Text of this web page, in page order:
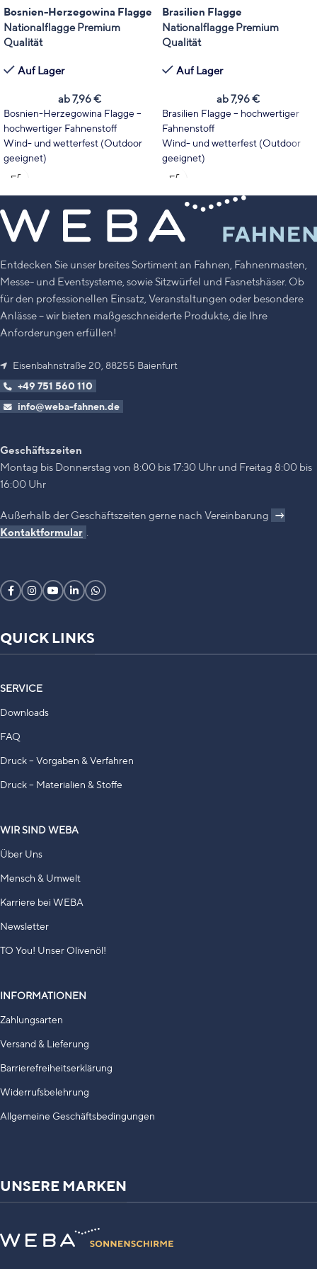
Bosnien-Herzegowina Flagge
Nationalflagge Premium
Qualität
Auf Lager
ab7,96€
Bosnien-Herzegowina Flagge –
hochwertiger Fahnenstoff
Wind- und wetterfest (Outdoor
geeignet)
Wählen Sie Fahnentyp und Größe
UV-Stabilität
Made in Germany
Brasilien Flagge
Nationalflagge Premium
Qualität
Auf Lager
ab7,96€
Brasilien Flagge – hochwertiger
Fahnenstoff
Wind- und wetterfest (Outdoor
geeignet)
Wählen Sie Fahnentyp und Größe
Leuchtende Farben mit hoher
UV-Stabilität
Made in Germany
Entdecken Sie unser breites Sortiment an Fahnen, Fahnenmasten,
Messe- und Eventsysteme, sowie Sitzwürfel und Fasnetshäser. Ob
für den professionellen Einsatz, Veranstaltungen oder besondere
Anlässe – wir bieten maßgeschneiderte Produkte, die Ihre
Anforderungen erfüllen!
Eisenbahnstraße 20, 88255 Baienfurt
+49 751 560 110
info@weba-fahnen.de
Geschäftszeiten
Montag bis Donnerstag von 8:00 bis 17:30 Uhr und Freitag 8:00 bis
16:00 Uhr
Außerhalb der Geschäftszeiten gerne nach Vereinbarung →
Kontaktformular
QUICK LINKS
SERVICE
Downloads
FAQ
Druck – Vorgaben & Verfahren
Druck – Materialien & Stoffe
WIR SIND WEBA
Über Uns
Mensch & Umwelt
Karriere bei WEBA
Newsletter
TO You! Unser Olivenöl!
INFORMATIONEN
Zahlungsarten
Versand & Lieferung
Barrierefreiheitserklärung
Widerrufsbelehrung
Allgemeine Geschäftsbedingungen
UNSERE MARKEN